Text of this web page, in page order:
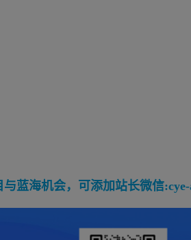
蓝海机会，可添加站长微信